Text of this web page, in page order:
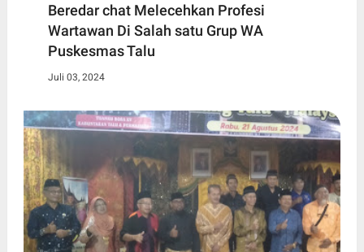
Beredar chat Melecehkan Profesi
Wartawan Di Salah satu Grup WA
Puskesmas Talu
Juli 03, 2024